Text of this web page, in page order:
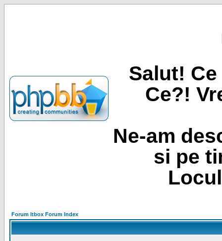
Salut!
Ce?!
Ne-am
si pe
Forum Itbox Forum Index